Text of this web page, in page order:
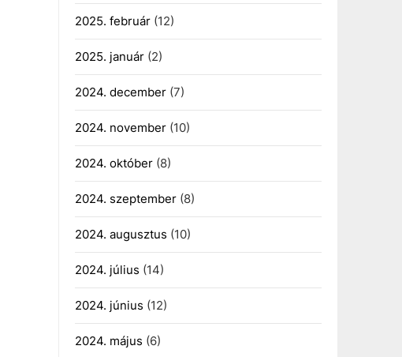
2025. február(12)
2025. január(2)
2024. december(7)
2024. november(10)
2024. október(8)
2024. szeptember(8)
2024. augusztus (10)
2024. július (14)
2024. június (12)
2024. május (6)